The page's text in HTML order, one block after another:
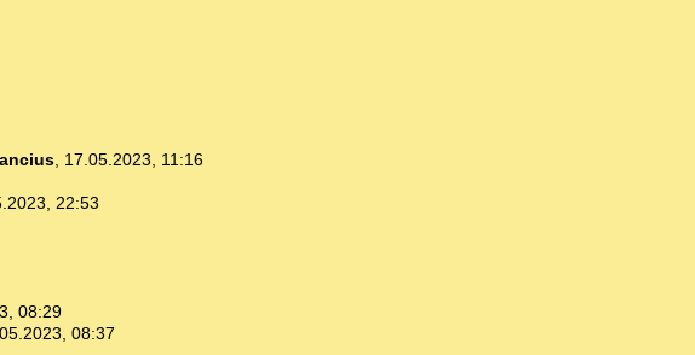
, 17.05.2023, 11:16
22:53
08:29
08:37